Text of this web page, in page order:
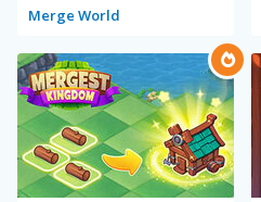
Merge World